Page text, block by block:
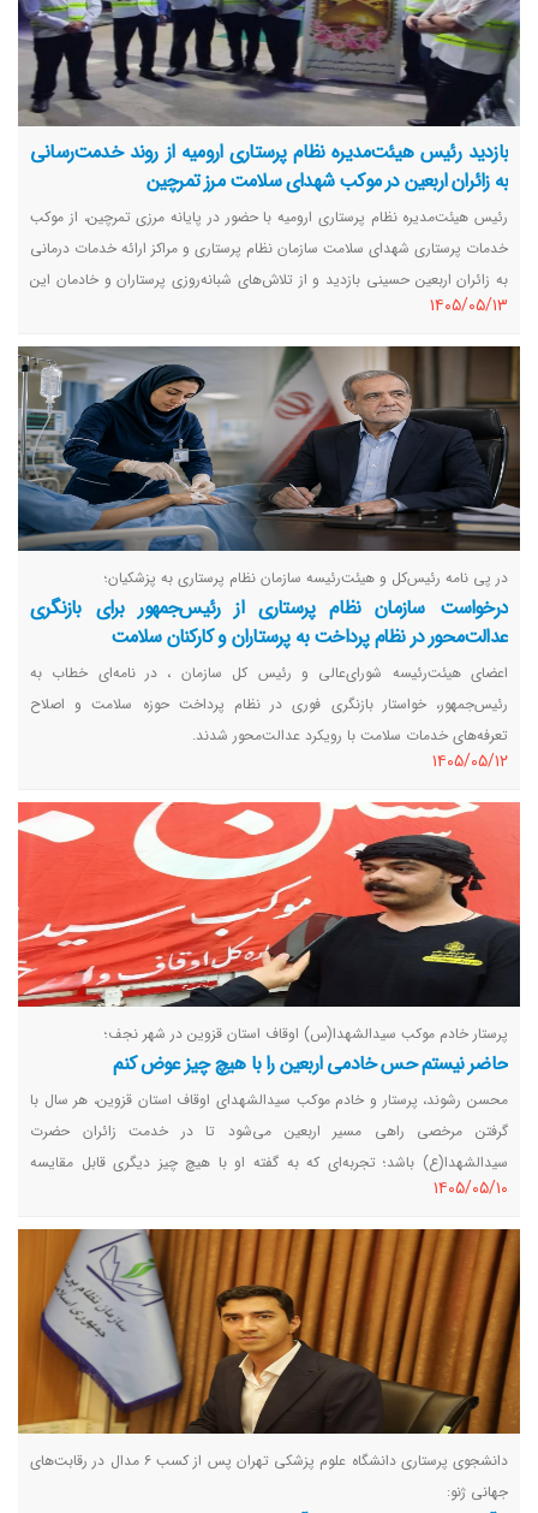
بازدید رئیس هیئت‌مدیره نظام پرستاری ارومیه از روند خدمت‌رسانی
به زائران اربعین در موکب شهدای سلامت مرز تمرچین
رئیس هیئت‌مدیره نظام پرستاری ارومیه با حضور در پایانه مرزی تمرچین، از موکب
خدمات پرستاری شهدای سلامت سازمان نظام پرستاری و مراکز ارائه خدمات درمانی
به زائران اربعین حسینی بازدید و از تلاش‌های شبانه‌روزی پرستاران و خادمان این
موکب‌ها قدردانی کرد.
١٤٠٥/٠٥/١٣
در پی نامه رئیس‌کل و هیئت‌رئیسه سازمان نظام پرستاری به پزشکیان؛
درخواست سازمان نظام پرستاری از رئیس‌جمهور برای بازنگری
عدالت‌محور در نظام پرداخت به پرستاران و کارکنان سلامت
اعضای هیئت‌رئیسه شورای‌عالی و رئیس کل سازمان ، در نامه‌ای خطاب به
رئیس‌جمهور، خواستار بازنگری فوری در نظام پرداخت حوزه سلامت و اصلاح
تعرفه‌های خدمات سلامت با رویکرد عدالت‌محور شدند.
١٤٠٥/٠٥/١٢
پرستار خادم موکب سیدالشهدا(س) اوقاف استان قزوین در شهر نجف؛
حاضر نیستم حس خادمی اربعین را با هیچ چیز عوض کنم
محسن رشوند، پرستار و خادم موکب سیدالشهدای اوقاف استان قزوین، هر سال با
گرفتن مرخصی راهی مسیر اربعین می‌شود تا در خدمت زائران حضرت
سیدالشهدا(ع) باشد؛ تجربه‌ای که به گفته او با هیچ چیز دیگری قابل مقایسه
نیست.
١٤٠٥/٠٥/١٠
دانشجوی پرستاری دانشگاه علوم پزشکی تهران پس از کسب ۶ مدال در رقابت‌های
جهانی ژنو: